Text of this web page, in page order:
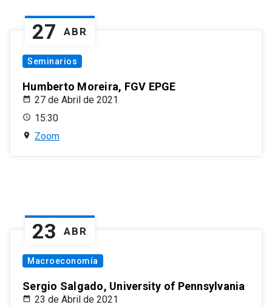
27 ABR
Seminarios
Humberto Moreira, FGV EPGE
27 de Abril de 2021
15:30
Zoom
23 ABR
Macroeconomía
Sergio Salgado, University of Pennsylvania
23 de Abril de 2021